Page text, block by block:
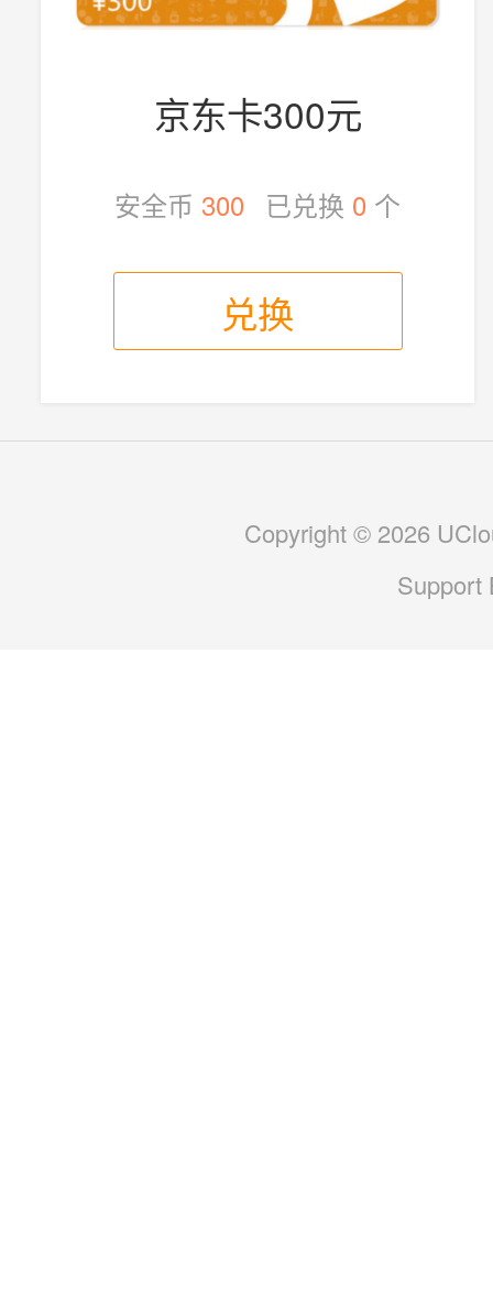
京东卡300元
安全币 300 已兑换 0 个
兑换
Copyright © 2026